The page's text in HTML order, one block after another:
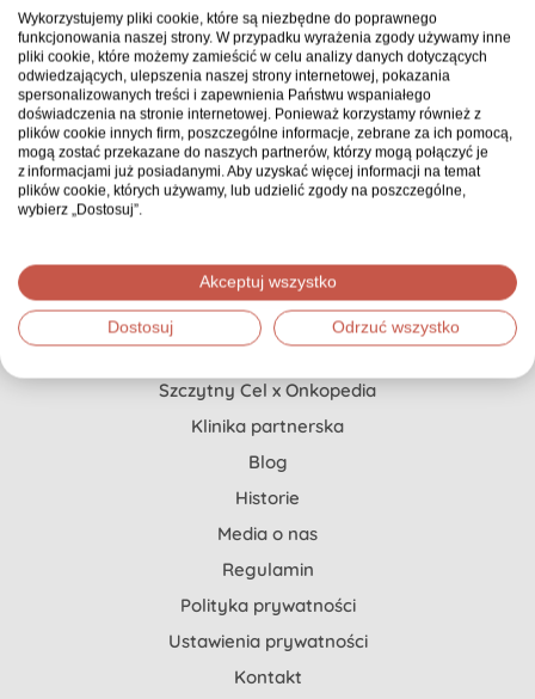
Pierwszy i jedyny w Polsce serwis zbiórkowy, gdzie
każda zbiórka ma opiekuna, który doradza, co
możesz zrobić, żeby zebrać znacznie więcej.
Pomoc dla Ciebie
Jak stworzyć zbiórkę?
Szczytny Cel x Onkopedia
Klinika partnerska
Blog
Historie
Media o nas
Regulamin
Polityka prywatności
Ustawienia prywatności
Kontakt
Wykorzystujemy pliki cookie, które są niezbędne do poprawnego
funkcjonowania naszej strony. W przypadku wyrażenia zgody używamy inne
pliki cookie, które możemy zamieścić w celu analizy danych dotyczących
odwiedzających, ulepszenia naszej strony internetowej, pokazania
spersonalizowanych treści i zapewnienia Państwu wspaniałego
doświadczenia na stronie internetowej. Ponieważ korzystamy również z
plików cookie innych firm, poszczególne informacje, zebrane za ich pomocą,
mogą zostać przekazane do naszych partnerów, którzy mogą połączyć je
z informacjami już posiadanymi. Aby uzyskać więcej informacji na temat
plików cookie, których używamy, lub udzielić zgody na poszczególne,
wybierz „Dostosuj”.
Akceptuj wszystko
Dostosuj Odrzuć wszystko